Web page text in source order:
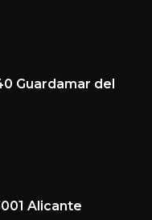
Guardamar del
Alicante